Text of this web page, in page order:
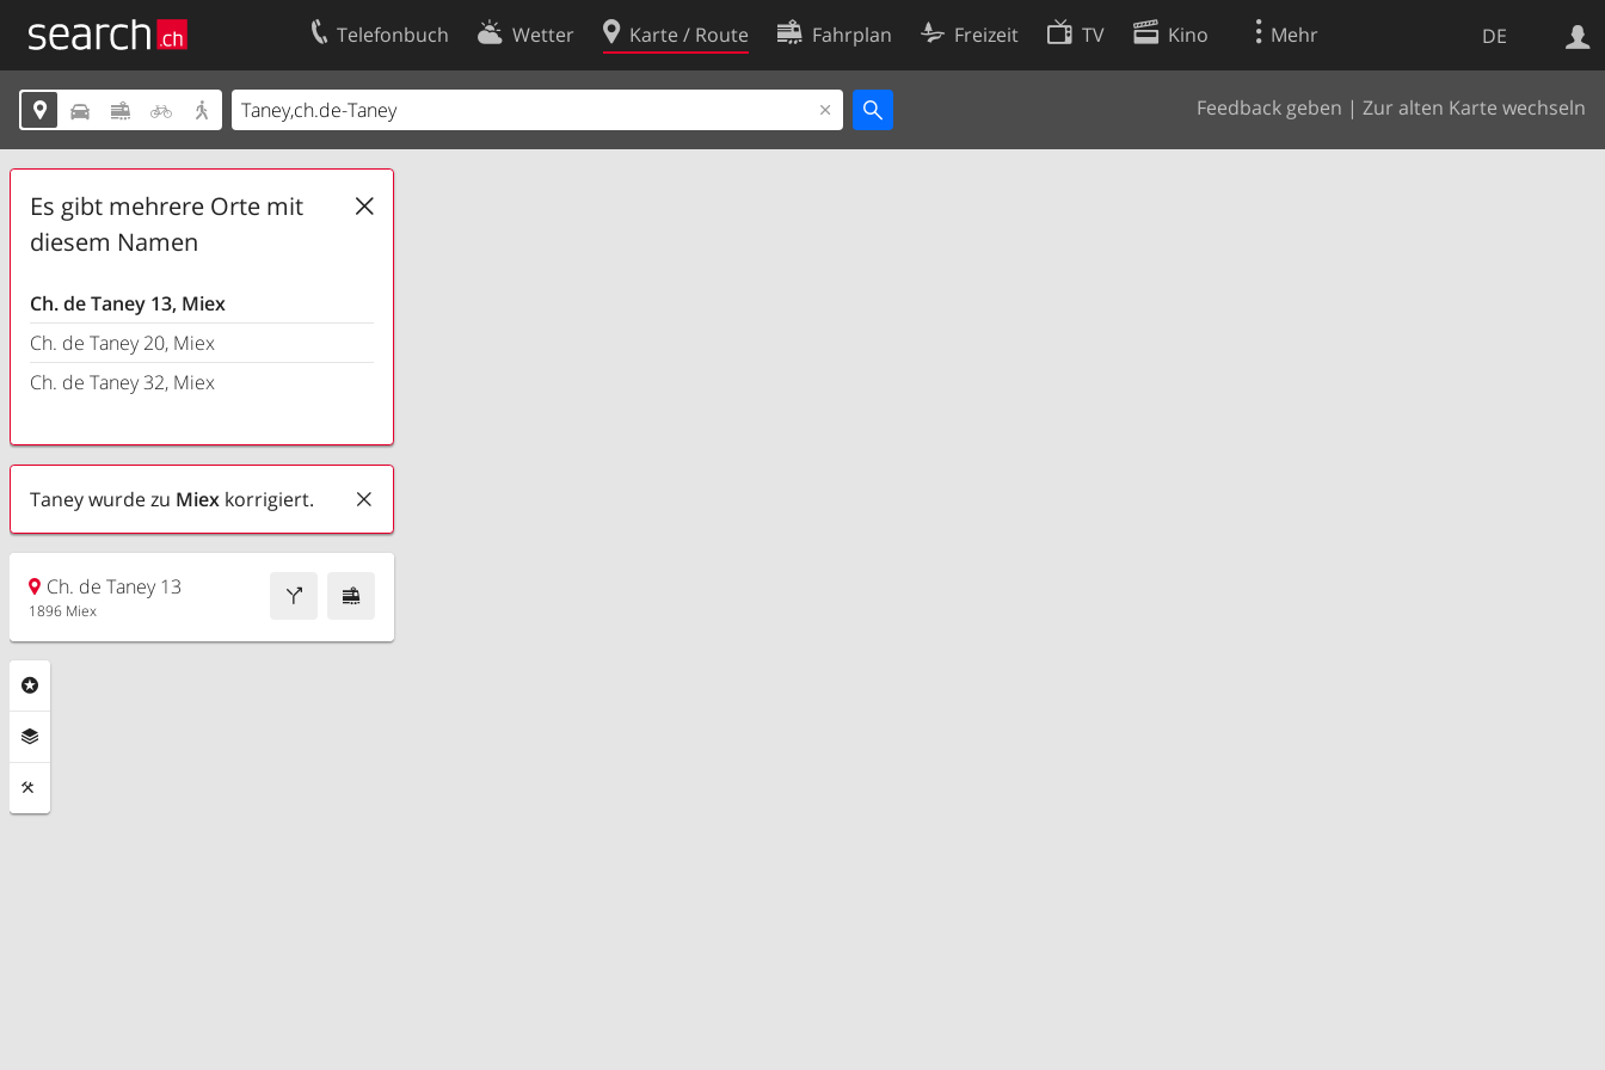
DE
Telefonbuch Wetter Karte / Route Fahrplan Freizeit TV Kino Mehr
     Feedback geben | Zur alten Karte wechseln
Es gibt mehrere Orte mit
diesem Namen
Ch. de Taney 13, Miex
Ch. de Taney 20, Miex
Ch. de Taney 32, Miex
Taney wurde zu Miex korrigiert.
Ch. de Taney 13
1896 Miex
Websuche
Ihr Eintrag
Kundencenter Geschäftskunden
Nutzungsbedingungen
Cookie-Richtlinie
Cookie-Einstellungen